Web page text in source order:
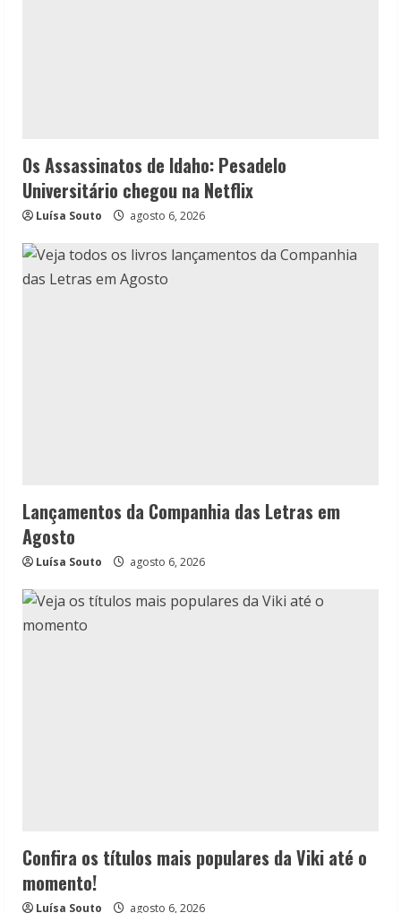
Os Assassinatos de Idaho: Pesadelo
Universitário chegou na Netflix
Luísa Souto agosto 6, 2026
Lançamentos da Companhia das Letras em
Agosto
Luísa Souto agosto 6, 2026
Confira os títulos mais populares da Viki até o
momento!
Luísa Souto agosto 6, 2026